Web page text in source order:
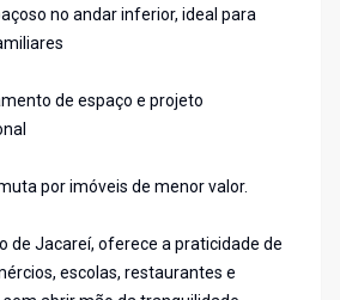
no andar inferior, ideal para
de espaço e projeto
por imóveis de menor valor.
de Jacareí, oferece a praticidade de
escolas, restaurantes e